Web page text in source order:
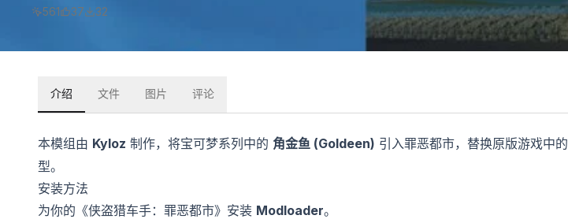
561 37 32
介绍 文件 图片 评论
本模组由 Kyloz 制作，将宝可梦系列中的 角金鱼 (Goldeen) 引入罪恶都市，替换原版游戏中的
型。
安装方法
为你的《侠盗猎车手：罪恶都市》安装 Modloader。